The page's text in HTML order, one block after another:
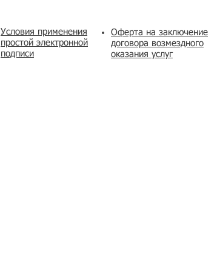
Условия применения
простой электронной
подписи
​Оферта на заключение
договора возмездного
оказания услуг